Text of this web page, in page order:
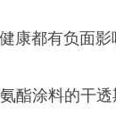
康都有负面影
酯涂料的干透